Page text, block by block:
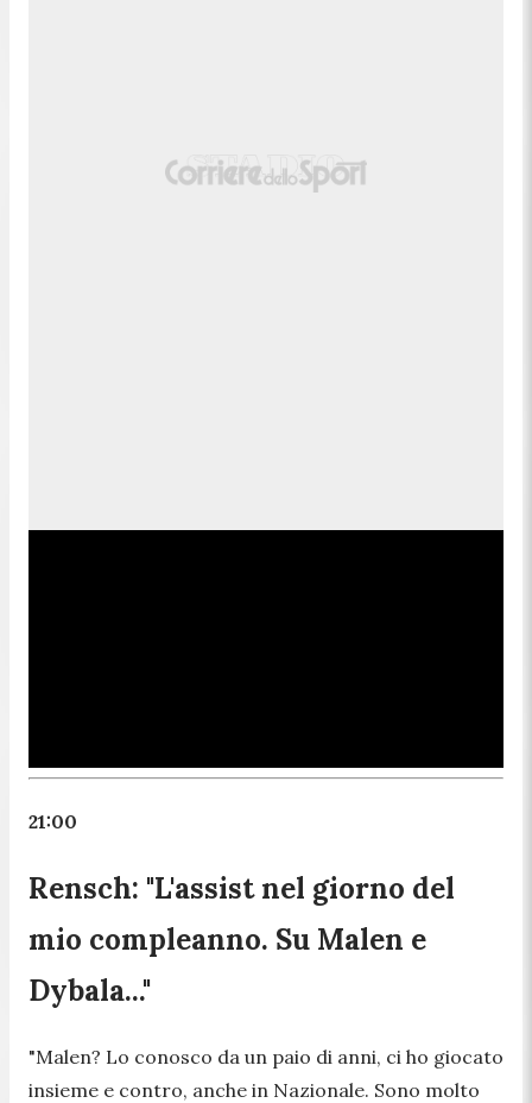
21:00
Rensch: "L'assist nel giorno del
mio compleanno. Su Malen e
Dybala..."
"Malen? Lo conosco da un paio di anni, ci ho giocato
insieme e contro, anche in Nazionale. Sono molto